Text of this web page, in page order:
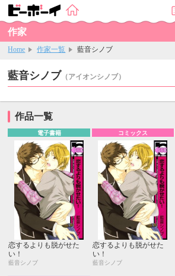
作家
Home 作家一覧 藍音シノブ
藍音シノブ （アイオンシノブ）
作品一覧
電子書籍
恋するよりも脱がせた
い！
藍音シノブ
コミックス
恋するよりも脱がせた
い！
藍音シノブ